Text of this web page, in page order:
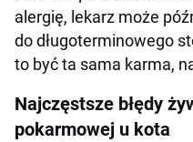
alergię, lekarz może
do długoterminowego
to być ta sama karma,
Najczęstsze błędy
pokarmowej u kota